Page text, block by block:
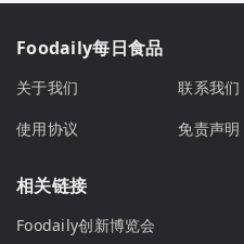
Foodaily每日食品
关于我们 联系我们
使用协议
免责声明
相关链接
Foodaily创新博览会